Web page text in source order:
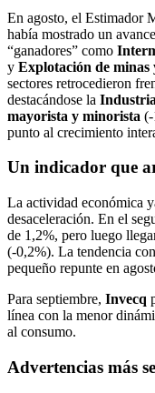
En agosto, el Estimador
había mostrado un
“ganadores” como
y Explotación de minas
sectores retrocedieron
destacándose la
mayorista y minorista (-
punto al crecimiento
Un indicador que
La actividad económica
desaceleración. En el
de 1,2%, pero luego
(-0,2%). La tendencia
pequeño repunte en
Para septiembre, Invecq
línea con la menor
al consumo.
Advertencias más